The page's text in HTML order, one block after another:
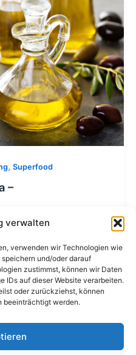
verwalten
verwenden wir Technologien wie
und/oder darauf
zustimmst, können wir Daten
IDs auf dieser Website verarbeiten.
oder zurückziehst, können
beeinträchtigt werden.
, Superfood
–
die Kräuter und Tees,
von Kreta
Alle Rechte vorbehalten.
verdiene ich an qualifizierten